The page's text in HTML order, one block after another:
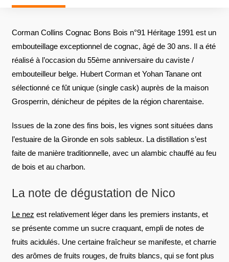
Corman Collins Cognac Bons Bois n°91 Héritage 1991 est un
embouteillage exceptionnel de cognac, âgé de 30 ans. Il a été
réalisé à l’occasion du 55ème anniversaire du caviste /
embouteilleur belge. Hubert Corman et Yohan Tanane ont
sélectionné ce fût unique (single cask) auprès de la maison
Grosperrin, dénicheur de pépites de la région charentaise.
Issues de la zone des fins bois, les vignes sont situées dans
l’estuaire de la Gironde en sols sableux. La distillation s’est
faite de manière traditionnelle, avec un alambic chauffé au feu
de bois et au charbon.
La note de dégustation de Nico
Le nez est relativement léger dans les premiers instants, et
se présente comme un sucre craquant, empli de notes de
fruits acidulés. Une certaine fraîcheur se manifeste, et charrie
des arômes de fruits rouges, de fruits blancs, qui se font plus